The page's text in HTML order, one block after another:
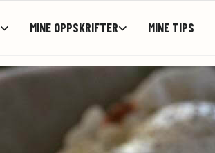
MINE OPPSKRIFTER MINE TIPS